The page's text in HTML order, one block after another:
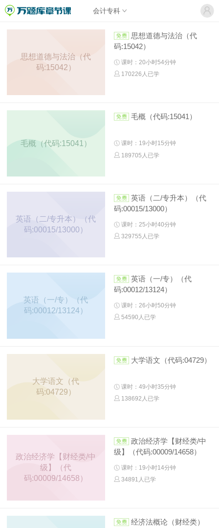
会计专科
思想道德与法治（代
码:15042）
思想道德与法治（代
码:15042）
课时：20小时54分钟
170226人已学
毛概（代码:15041）
毛概（代码:15041）
课时：19小时15分钟
189705人已学
英语（二/专升本）（代
码:00015/13000）
英语（二/专升本）（代
码:00015/13000）
课时：25小时40分钟
329755人已学
英语（一/专）（代
码:00012/13124）
英语（一/专）（代
码:00012/13124）
课时：26小时50分钟
54590人已学
大学语文（代
码:04729）
大学语文（代码:04729）
课时：49小时35分钟
138692人已学
政治经济学【财经类/中
级】（代
码:00009/14658）
政治经济学【财经类/中
级】（代码:00009/14658）
课时：19小时14分钟
34891人已学
经济法概论（财经类）